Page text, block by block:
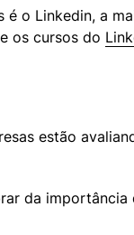
o Linkedin, a
os cursos do
estão
da importância